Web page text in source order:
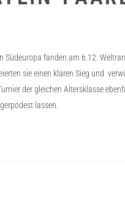
Südeuropa fanden am 6.12.
sie einen klaren Sieg und
der gleichen Altersklasse
lassen.